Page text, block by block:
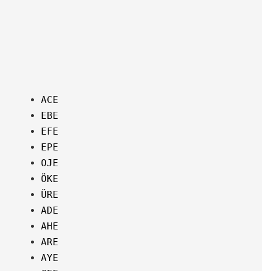
ACE
EBE
EFE
EPE
OJE
ÖKE
ÜRE
ADE
AHE
ARE
AYE